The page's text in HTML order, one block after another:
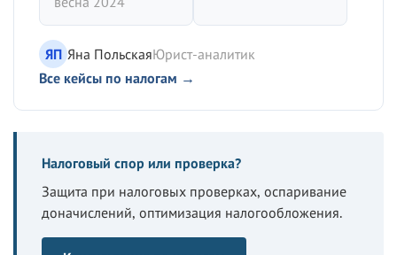
ЯП Яна ПольскаяЮрист-аналитик
Все кейсы по налогам →
Налоговый спор или проверка?
Защита при налоговых проверках, оспаривание
доначислений, оптимизация налогообложения.